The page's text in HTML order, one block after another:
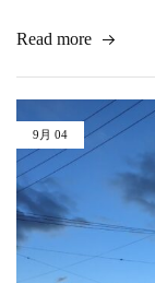
Read more
9月 04